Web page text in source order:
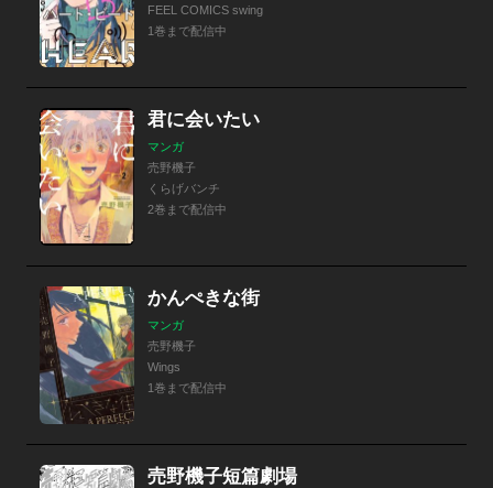
FEEL COMICS swing
1巻まで配信中
君に会いたい
マンガ
売野機子
くらげバンチ
2巻まで配信中
かんぺきな街
マンガ
売野機子
Wings
1巻まで配信中
売野機子短篇劇場